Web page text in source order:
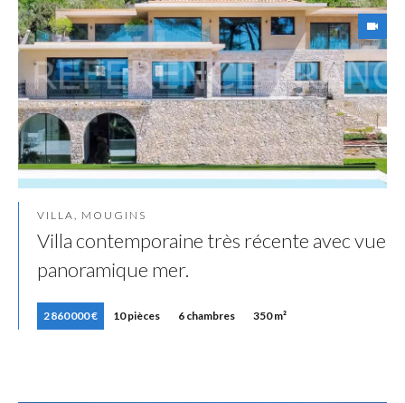
VILLA, MOUGINS
Villa contemporaine très récente avec vue
panoramique mer.
2 860 000 € 10 pièces 6 chambres 350 m²